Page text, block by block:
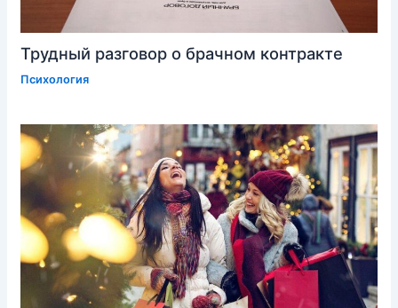
Трудный разговор о брачном контракте
Психология